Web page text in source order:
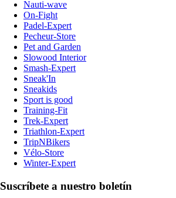
Nauti-wave
On-Fight
Padel-Expert
Pecheur-Store
Pet and Garden
Slowood Interior
Smash-Expert
Sneak'In
Sneakids
Sport is good
Training-Fit
Trek-Expert
Triathlon-Expert
TripNBikers
Vélo-Store
Winter-Expert
Suscríbete a nuestro boletín